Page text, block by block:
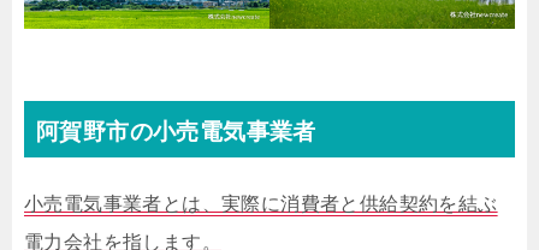
阿賀野市の小売電気事業者
小売電気事業者とは、実際に消費者と供給契約を結ぶ
電力会社を指します。